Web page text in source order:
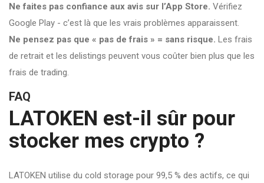
Ne faites pas confiance aux avis sur l’App Store. Vérifiez
Google Play - c’est là que les vrais problèmes apparaissent.
Ne pensez pas que « pas de frais » = sans risque. Les frais
de retrait et les delistings peuvent vous coûter bien plus que les
frais de trading.
FAQ
LATOKEN est-il sûr pour
stocker mes crypto ?
LATOKEN utilise du cold storage pour 99,5 % des actifs, ce qui